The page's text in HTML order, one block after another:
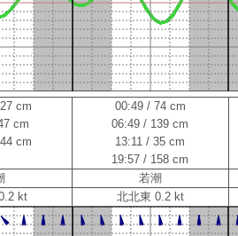
cm
cm
cm
00:49 / 74 cm
06:49 / 139 cm
13:11 / 35 cm
19:57 / 158 cm
若潮
kt 北北東 0.2 kt